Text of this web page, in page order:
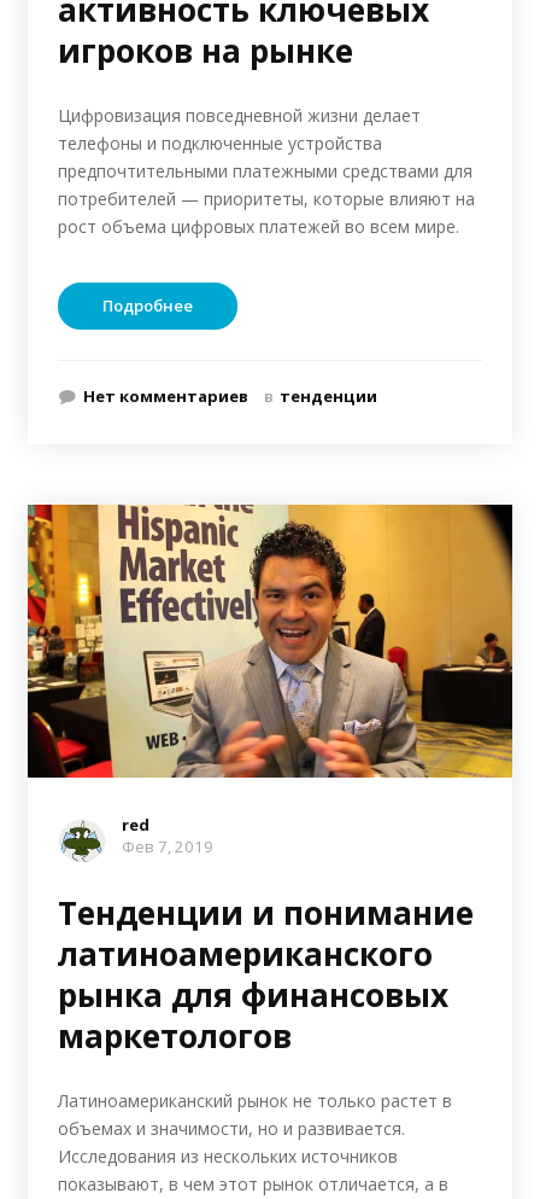
активность ключевых
игроков на рынке
Цифровизация повседневной жизни делает
телефоны и подключенные устройства
предпочтительными платежными средствами для
потребителей — приоритеты, которые влияют на
рост объема цифровых платежей во всем мире.
Подробнее
Нет комментариев в тенденции
red
Фев 7, 2019
Тенденции и понимание
латиноамериканского
рынка для финансовых
маркетологов
Латиноамериканский рынок не только растет в
объемах и значимости, но и развивается.
Исследования из нескольких источников
показывают, в чем этот рынок отличается, а в